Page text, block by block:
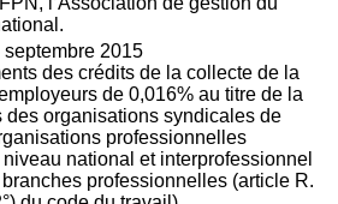
septembre 2015
des crédits de la collecte de la
de 0,016% au titre de la
des organisations syndicales de
professionnelles
national et interprofessionnel
professionnelles (article R.